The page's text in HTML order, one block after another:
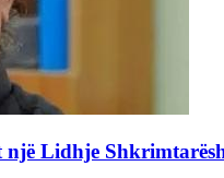
Lidhje